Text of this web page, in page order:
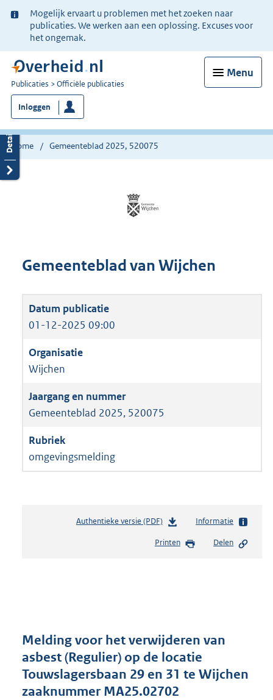
Ter
informatie:
Mogelijk ervaart u problemen met het zoeken naar
publicaties. We werken aan een oplossing. Excuses voor
het ongemak.
Menu
U
bent
nu
hier:
Publicaties Officiële publicaties
Inloggen
Home Gemeenteblad 2025, 520075
Gemeenteblad van Wijchen
01-12-2025 09:00
Wijchen
Gemeenteblad 2025, 520075
omgevingsmelding
Authentieke versie (PDF)b
s
r
o
o
t
Informatie
Printen Delen
Melding voor het verwijderen van
asbest (Regulier) op de locatie
Touwslagersbaan 29 en 31 te Wijchen
zaaknummer MA25.02702